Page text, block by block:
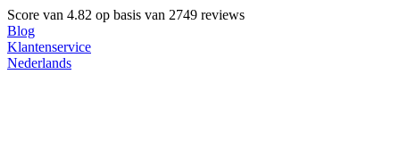
Score van 4.82 op basis van 2749 reviews
Blog
Klantenservice
Nederlands